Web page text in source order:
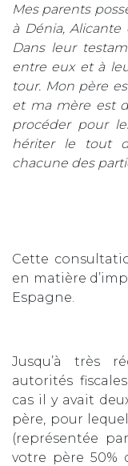
Mes parents
à Dénia, Alicante
Dans leur
entre eux et à
tour. Mon père
et ma mère est
procéder pour
hériter le tout
chacune des
Cette
en matière
Espagne.
Jusqu’à très
autorités
cas il y avait
père, pour
(représentée
votre père 50%